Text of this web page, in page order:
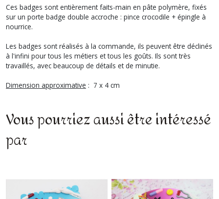
Ces badges sont entièrement faits-main en pâte polymère, fixés
sur un porte badge double accroche : pince crocodile + épingle à
nourrice.
Les badges sont réalisés à la commande, ils peuvent être déclinés
à l'infini pour tous les métiers et tous les goûts. Ils sont très
travaillés, avec beaucoup de détails et de minutie.
Dimension approximative : 7 x 4 cm
Vous pourriez aussi être intéressé
par